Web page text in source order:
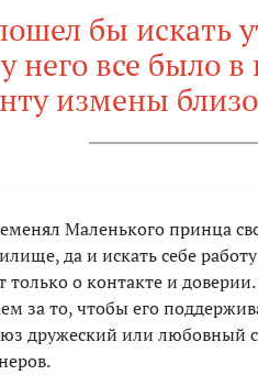
бы искать
него все было в
измены
Маленького принца
да и искать себе
только о контакте и
за то, чтобы его
дружеский или любовный